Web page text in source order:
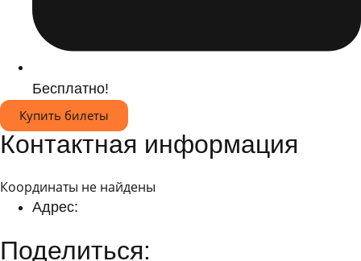
Бесплатно!
Купить билеты
Контактная информация
Координаты не найдены
Адрес:
Поделиться: